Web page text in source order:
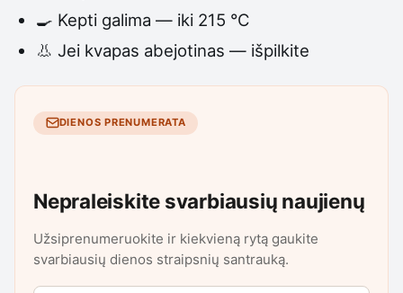
🍳 Kepti galima — iki 215 °C
👃 Jei kvapas abejotinas — išpilkite
DIENOS PRENUMERATA
Nepraleiskite svarbiausių naujienų
Užsiprenumeruokite ir kiekvieną rytą gaukite
svarbiausių dienos straipsnių santrauką.